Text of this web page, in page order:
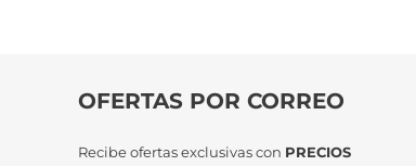
OFERTAS POR CORREO
Recibe ofertas exclusivas con PRECIOS